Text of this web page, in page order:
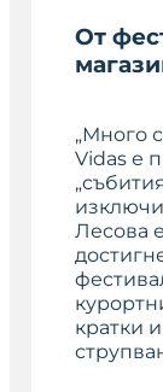
От
„Много
Vidas е
Лесова
кратки